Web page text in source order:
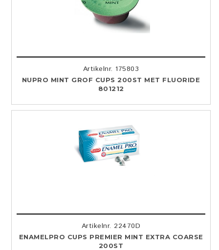
Artikelnr. 175803
NUPRO MINT GROF CUPS 200ST MET FLUORIDE
801212
Artikelnr. 22470D
ENAMELPRO CUPS PREMIER MINT EXTRA COARSE
200ST